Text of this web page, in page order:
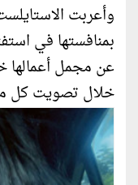
وأعربت
بمنافستها في
خلال تصويت كل